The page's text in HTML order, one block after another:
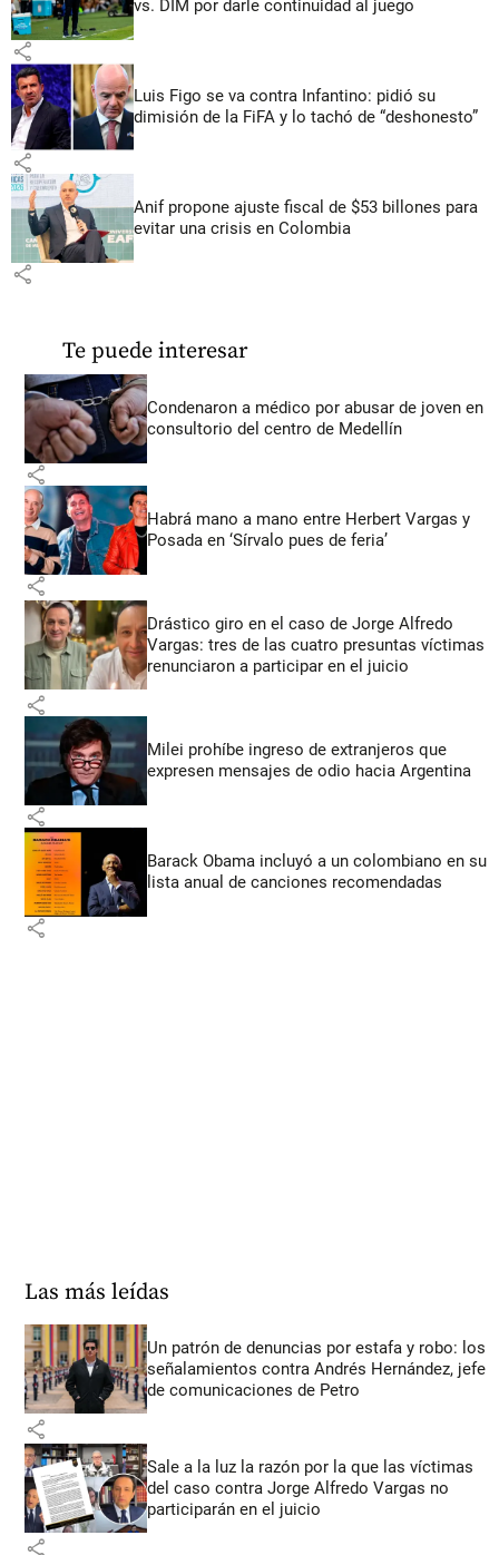
vs. DIM por darle continuidad al juego
share
Luis Figo se va contra Infantino: pidió su
dimisión de la FiFA y lo tachó de “deshonesto”
share
Anif propone ajuste fiscal de $53 billones para
evitar una crisis en Colombia
share
Te puede interesar
Condenaron a médico por abusar de joven en
consultorio del centro de Medellín
share
Habrá mano a mano entre Herbert Vargas y
Posada en ‘Sírvalo pues de feria’
share
Drástico giro en el caso de Jorge Alfredo
Vargas: tres de las cuatro presuntas víctimas
renunciaron a participar en el juicio
share
Milei prohíbe ingreso de extranjeros que
expresen mensajes de odio hacia Argentina
share
Barack Obama incluyó a un colombiano en su
lista anual de canciones recomendadas
share
Las más leídas
Un patrón de denuncias por estafa y robo: los
señalamientos contra Andrés Hernández, jefe
de comunicaciones de Petro
share
Sale a la luz la razón por la que las víctimas
del caso contra Jorge Alfredo Vargas no
participarán en el juicio
share